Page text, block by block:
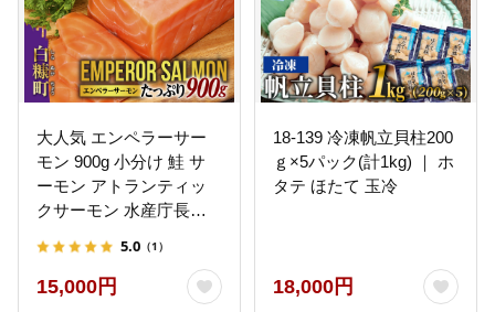
大人気 エンペラーサー
モン 900g 小分け 鮭 サ
ーモン アトランティッ
クサーモン 水産庁長官
け sake カルパッチョ ソ
テー レアステーキ 人気
高級 大満足 美味しい 贈
5.0 （1）
15,000円
18-139 冷凍帆立貝柱200
ｇ×5パック(計1kg) ｜ ホ
タテ ほたて 玉冷
18,000円